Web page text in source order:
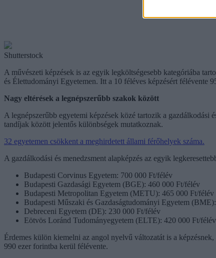
Shutterstock
A művészeti képzések is az egyik legköltségesebb kategóriába
és Élettudományi Egyetemen. Itt a 10 féléves képzésért
Nagy eltérések a legnépszerűbb szakok között
A legnépszerűbb egyetemi képzések közé tartozik a gazdálkodási
tandíjak között jelentős különbségek mutatkoznak.
32 egyetemen csökkent a meghirdetett állami férőhelyek száma.
A gazdálkodási és menedzsment alapképzés az egyik
Budapesti Corvinus Egyetem: 700 000 Ft/félév
Budapesti Gazdasági Egyetem (BGE): 460 000 Ft/félév
Budapesti Metropolitan Egyetem (METU): 465 000 Ft/félév
Budapesti Műszaki és Gazdaságtudományi Egyetem
Debreceni Egyetem (DE): 230 000 Ft/félév
Eötvös Loránd Tudományegyetem (ELTE): 420 000 Ft/félév
Érdemes külön kiemelni az angol nyelvű változatát is a
990 ezer forintba kerül félévente.